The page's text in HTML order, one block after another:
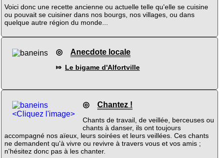
Voici donc une recette ancienne ou actuelle telle qu'elle se cuisine
ou pouvait se cuisiner dans nos bourgs, nos villages, ou dans
quelque autre région du monde...
◎ Anecdote locale
⤇ Le bigame d'Alfortville
<Cliquez l'image>
◎ Chantez !
Chants de travail, de veillée, berceuses ou
chants à danser, ils ont toujours
accompagné nos aïeux, leurs soirées et leurs veillées. Ces chants
ne demandent qu'à vivre ou revivre à travers vous et vos amis ;
n'hésitez donc pas à les chanter.